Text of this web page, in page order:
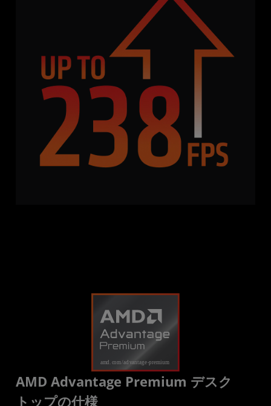
AMD Advantage Premium デスク
トップの仕様